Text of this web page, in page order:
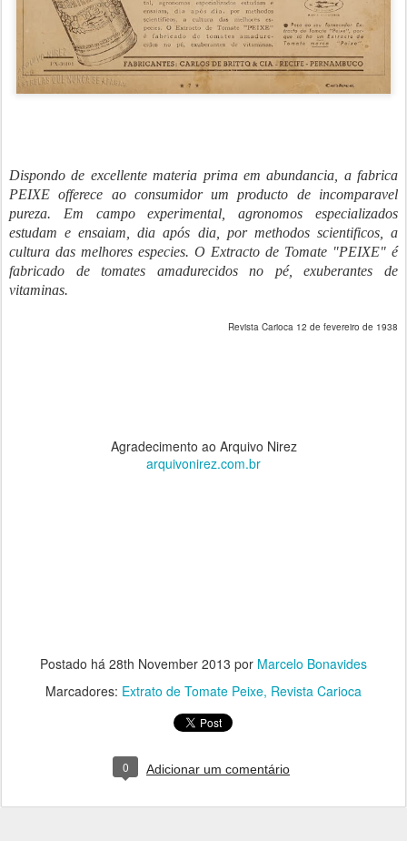
Dispondo de excellente materia prima em abundancia, a fabrica
PEIXE offerece ao consumidor um producto de incomparavel
pureza. Em campo experimental, agronomos especializados
estudam e ensaiam, dia após dia, por methodos scientificos, a
cultura das melhores especies. O Extracto de Tomate "PEIXE" é
fabricado de tomates amadurecidos no pé, exuberantes de
vitaminas.
Revista Carioca 12 de fevereiro de 1938
Agradecimento ao Arquivo Nirez
arquivonirez.com.br
Postado há 28th November 2013 por Marcelo Bonavides
Marcadores: Extrato de Tomate Peixe Revista Carioca
0 Adicionar um comentário